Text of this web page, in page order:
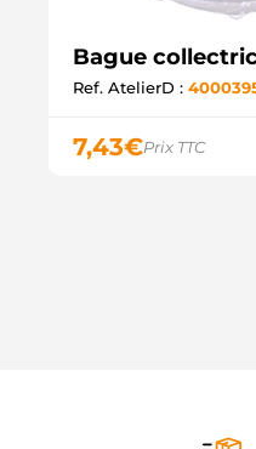
Bague
Ref. AtelierD :
7,43€Prix TTC